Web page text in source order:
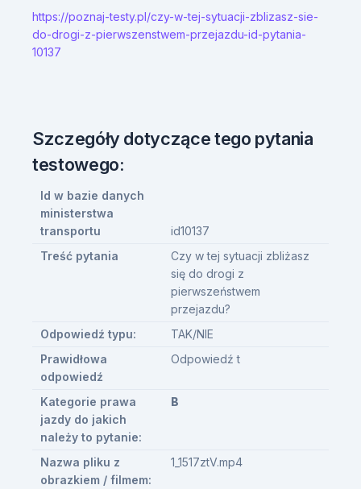
https://poznaj-testy.pl/czy-w-tej-sytuacji-zblizasz-sie-
do-drogi-z-pierwszenstwem-przejazdu-id-pytania-
10137
Szczegóły dotyczące tego pytania
testowego:
Id w bazie danych
ministerstwa
transportu
id10137
Treść pytania
Czy w tej sytuacji zbliżasz
się do drogi z
pierwszeństwem
przejazdu?
Odpowiedź typu:
TAK/NIE
Prawidłowa
odpowiedź
Odpowiedź t
Kategorie prawa
jazdy do jakich
należy to pytanie:
B
Nazwa pliku z
obrazkiem / filmem:
1_1517ztV.mp4